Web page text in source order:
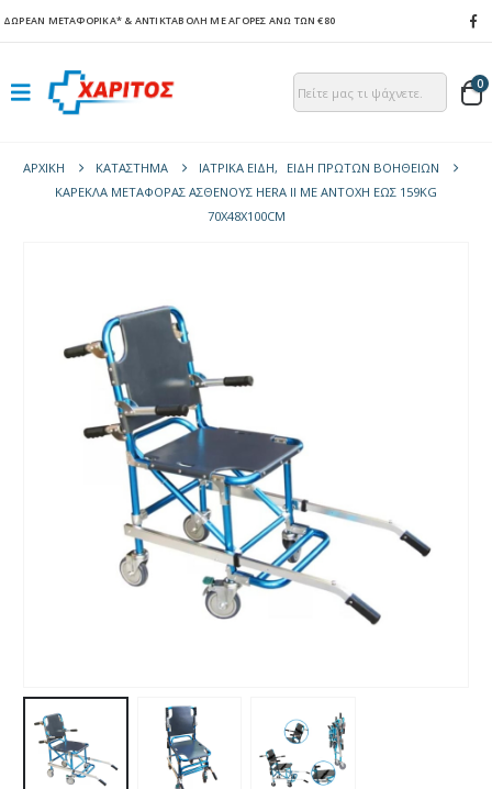
ΔΩΡΕΑΝ ΜΕΤΑΦΟΡΙΚΑ* & ΑΝΤΙΚΤΑΒΟΛΗ ΜΕ ΑΓΟΡΕΣ ΑΝΩ ΤΩΝ €80
0
ΑΡΧΙΚΉ ΚΑΤΆΣΤΗΜΑ ΙΑΤΡΙΚΑ ΕΙΔΗ,
ΕΙΔΗ ΠΡΩΤΩΝ ΒΟΗΘΕΙΩΝ
ΚΑΡΈΚΛΑ ΜΕΤΑΦΟΡΆΣ ΑΣΘΕΝΟΎΣ HERA II ΜΕ ΑΝΤΟΧΉ ΈΩΣ 159KG
70X48X100CM